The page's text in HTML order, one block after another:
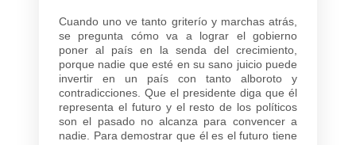
Cuando uno ve tanto griterío y marchas atrás,
se pregunta cómo va a lograr el gobierno
poner al país en la senda del crecimiento,
porque nadie que esté en su sano juicio puede
invertir en un país con tanto alboroto y
contradicciones. Que el presidente diga que él
representa el futuro y el resto de los políticos
son el pasado no alcanza para convencer a
nadie. Para demostrar que él es el futuro tiene